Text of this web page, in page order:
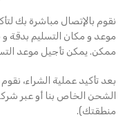
نقوم بالإتصال مباشرة بك
موعد و مكان التسليم بدقة
ممكن. يمكن تأجيل موعد
بعد تأكيد عملية الشراء،
الشحن الخاص بنا أو عبر
منطقتك).